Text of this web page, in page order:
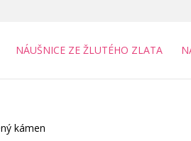
NÁUŠNICE ZE ŽLUTÉHO ZLATA
kámen